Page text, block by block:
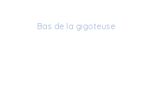
Bas de la gigoteuse